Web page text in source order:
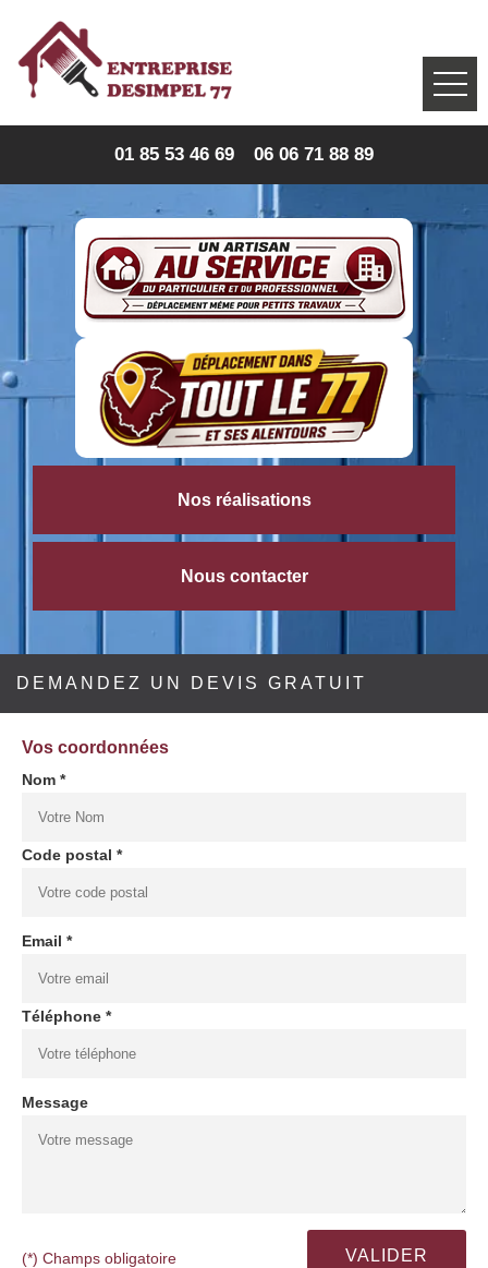
01 85 53 46 69 06 06 71 88 89
Nos réalisations
Nous contacter
DEMANDEZ UN DEVIS GRATUIT
Vos coordonnées
Nom *
Code postal *
Email *
Téléphone *
Message
(*) Champs obligatoire